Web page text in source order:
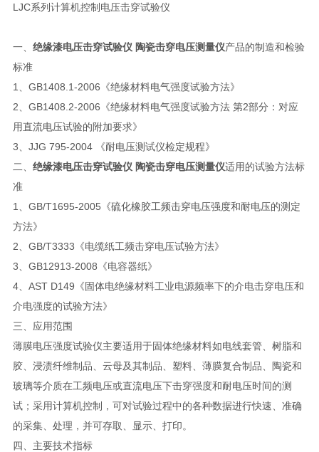
LJC系列计算机控制电压击穿试验仪
一、 绝缘漆电压击穿试验仪 陶瓷击穿电压测量仪产品的制造和检验
标准
1、GB1408.1-2006《绝缘材料电气强度试验方法》
2、GB1408.2-2006《绝缘材料电气强度试验方法 第2部分：对应
用直流电压试验的附加要求》
3、JJG 795-2004 《耐电压测试仪检定规程》
二、 绝缘漆电压击穿试验仪 陶瓷击穿电压测量仪适用的试验方法标
准
1、GB/T1695-2005《硫化橡胶工频击穿电压强度和耐电压的测定
方法》
2、GB/T3333《电缆纸工频击穿电压试验方法》
3、GB12913-2008《电容器纸》
4、AST D149《固体电绝缘材料工业电源频率下的介电击穿电压和
介电强度的试验方法》
三、应用范围
薄膜电压强度试验仪主要适用于固体绝缘材料如电线套管、树脂和
胶、浸渍纤维制品、云母及其制品、塑料、薄膜复合制品、陶瓷和
玻璃等介质在工频电压或直流电压下击穿强度和耐电压时间的测
试；采用计算机控制，可对试验过程中的各种数据进行快速、准确
的采集、处理，并可存取、显示、打印。
四、主要技术指标